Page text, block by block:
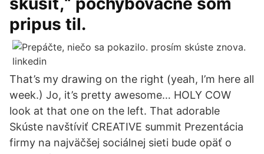
pripus til.
That’s my drawing on the right (yeah, I’m here all
week.) Jo, it’s pretty awesome… HOLY COW
look at that one on the left. That adorable
Skúste navštíviť CREATIVE summit Prezentácia
firmy na najväčšej sociálnej sieti bude opäť o